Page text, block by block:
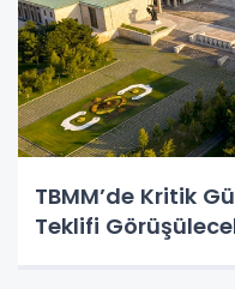
TBMM’de Kritik
Teklifi